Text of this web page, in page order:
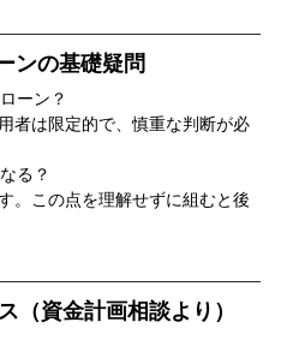
ンの基礎疑問
ーン？
者は限定的で、慎重な判断が必
る？
。この点を理解せずに組むと後
（資金計画相談より）